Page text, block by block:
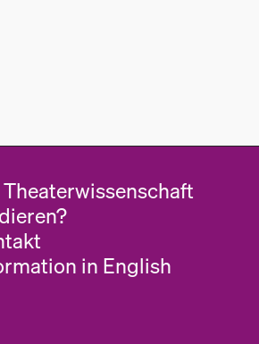
Theaterwissenschaft
in English